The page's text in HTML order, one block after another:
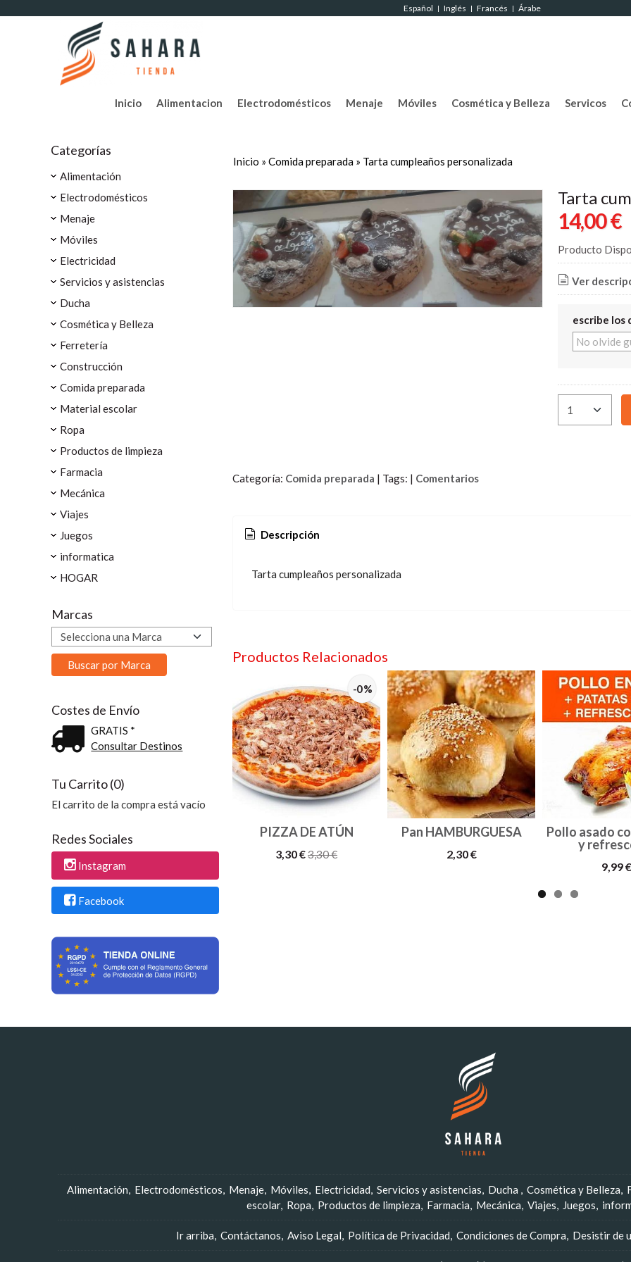
Español | Inglés | Francés | Árabe
Inicio Alimentacion Electrodomésticos Menaje Móviles Cosmética y Belleza Servicos
Categorías
Alimentación
Electrodomésticos
Menaje
Móviles
Electricidad
Servicios y asistencias
Ducha
Cosmética y Belleza
Ferretería
Construcción
Comida preparada
Material escolar
Ropa
Productos de limpieza
Farmacia
Mecánica
Viajes
Juegos
informatica
HOGAR
Marcas
Costes de Envío
GRATIS *
Consultar Destinos
Tu Carrito (0)
El carrito de la compra está vacío
Redes Sociales
Instagram
Facebook
Inicio » Comida preparada » Tarta cumpleaños personalizada
Tarta
14,00 €
Producto
Ver
escribe los
Categoría: Comida preparada | Tags: | Comentarios
Descripción
Tarta cumpleaños personalizada
Productos Relacionados
-0 %
PIZZA DE ATÚN
3,30 €3,30 €
Pan HAMBURGUESA
2,30 €
Pollo asado
y
9,99 €
Alimentación Electrodomésticos Menaje Móviles Electricidad Servicios y asistencias Ducha Cosmética y Belleza
escolar Ropa Productos de limpieza Farmacia Mecánica Viajes Juegos
Ir arriba Contáctanos Aviso Legal Política de Privacidad Condiciones de Compra Desistir de